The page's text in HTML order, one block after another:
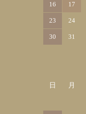
16 17
23 24
30 31
日 月